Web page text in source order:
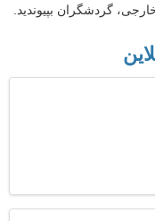
گردشگران بپیوندید.